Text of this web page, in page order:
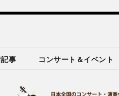
事 コンサート＆イベント